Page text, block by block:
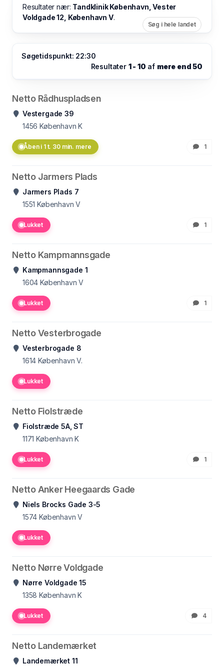
Resultater nær: Tandklinik København, Vester
Voldgade 12, København V.
Søg i hele landet
Søgetidspunkt: 22:30
Resultater 1 - 10 af mere end 50
Netto Rådhuspladsen
Vestergade 39
1456 København K
Åben i 1 t. 30 min. mere 1
Netto Jarmers Plads
Jarmers Plads 7
1551 København V
Lukket 1
Netto Kampmannsgade
Kampmannsgade 1
1604 København V
Lukket 1
Netto Vesterbrogade
Vesterbrogade 8
1614 København V.
Lukket
Netto Fiolstræde
Fiolstræde 5A, ST
1171 København K
Lukket 1
Netto Anker Heegaards Gade
Niels Brocks Gade 3-5
1574 København V
Lukket
Netto Nørre Voldgade
Nørre Voldgade 15
1358 København K
Lukket 4
Netto Landemærket
Landemærket 11